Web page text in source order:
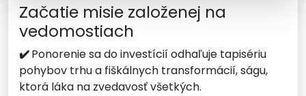
Začatie misie založenej na
vedomostiach
✔️Ponorenie sa do investícií odhaľuje tapisériu
pohybov trhu a fiškálnych transformácií, ságu,
ktorá láka na zvedavosť všetkých.